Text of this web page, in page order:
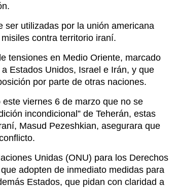
ser utilizadas por la unión americana
contra territorio iraní.
tensiones en Medio Oriente, marcado
Estados Unidos, Israel e Irán, y que
por parte de otras naciones.
viernes 6 de marzo que no se
incondicional” de Teherán, estas
Masud Pezeshkian, asegurara que
Unidas (ONU) para los Derechos
adopten de inmediato medidas para
Estados, que pidan con claridad a